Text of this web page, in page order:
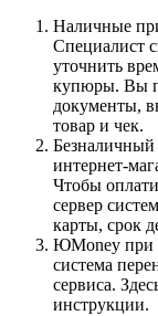
Наличные
Специалист
уточнить
купюры. Вы
документы,
товар и чек.
Безналичный
интернет-
Чтобы
сервер
карты, срок
ЮMoney при
система
сервиса.
инструкции.